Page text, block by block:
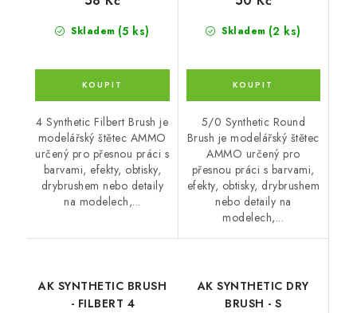
Skladem (5 ks)
4 Synthetic Filbert Brush je
modelářský štětec AMMO
určený pro přesnou práci s
barvami, efekty, obtisky,
drybrushem nebo detaily
na modelech,...
Skladem (2 ks)
5/0 Synthetic Round
Brush je modelářský štětec
AMMO určený pro
přesnou práci s barvami,
efekty, obtisky, drybrushem
nebo detaily na
modelech,...
AK SYNTHETIC BRUSH
- FILBERT 4
AK SYNTHETIC DRY
BRUSH - S